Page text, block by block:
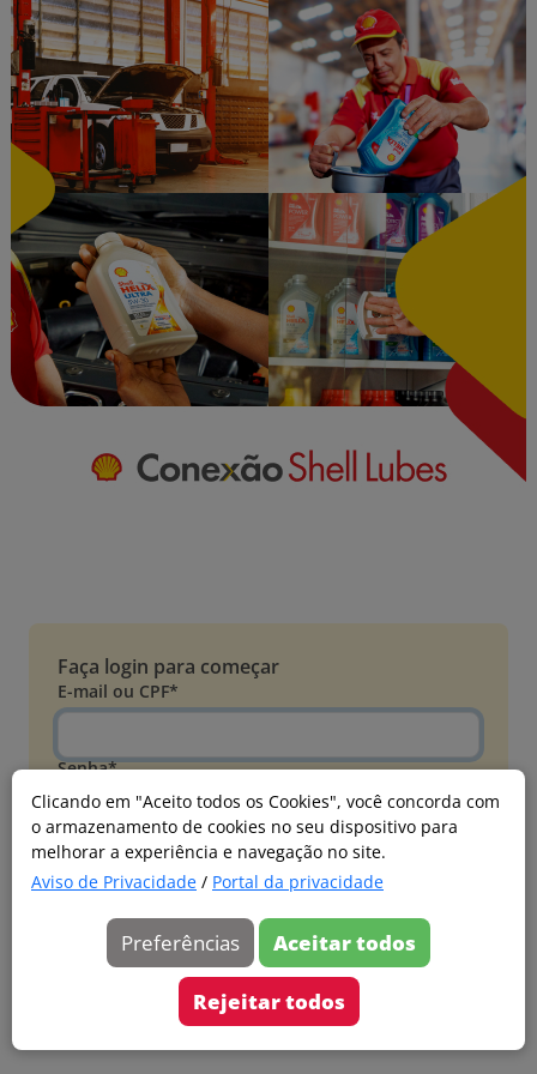
Clicando em "Aceito todos os Cookies", você concorda com
o armazenamento de cookies no seu dispositivo para
melhorar a experiência e navegação no site.
Aviso de Privacidade / Portal da privacidade
Preferências Aceitar todos
Rejeitar todos
Faça login para começar
E-mail ou CPF*
Senha*
Esqueci minha senha
Entrar
Acessar com Microsoft
Ainda não faz parte?
Cadastre-se
Versão 20260805.7